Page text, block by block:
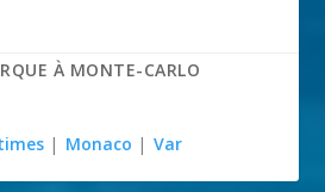
À MONTE-CARLO
| Monaco | Var